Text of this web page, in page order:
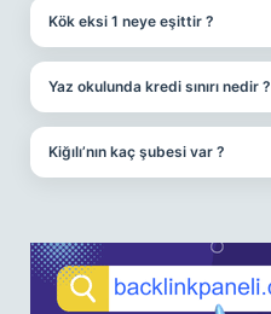
Kök eksi 1 neye eşittir ?
Yaz okulunda kredi sınırı nedir ?
Kiğılı’nın kaç şubesi var ?